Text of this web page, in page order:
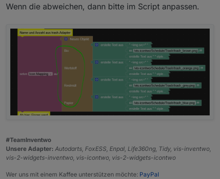
Das bild wird dann angezeigt.
Das wird also da auch nicht dargestellt.
Vermutlich aus dem gleichen Grund klappt es mit
dem Script auch nicht.
Wenn die abweichen, dann bitte im Script anpassen.
#TeamInventwo
Unsere Adapter: Autodarts, FoxESS, Enpal, Life360ng, Tidy, vis-inventwo,
vis-2-widgets-inventwo, vis-icontwo, vis-2-widgets-icontwo
Wer uns mit einem Kaffee unterstützen möchte: PayPal